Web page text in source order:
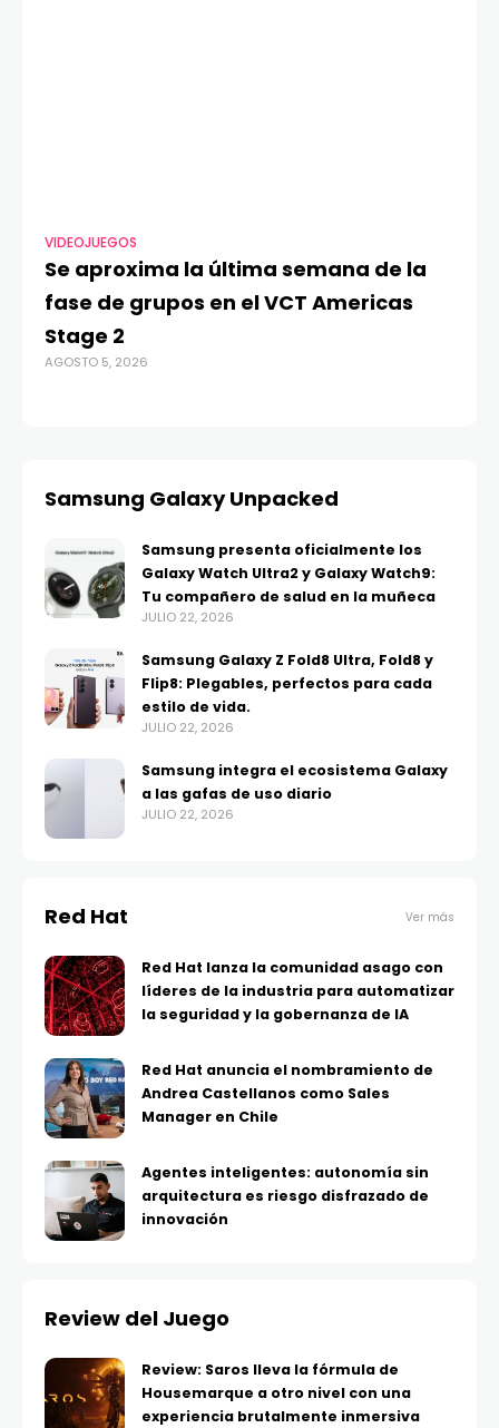
VIDEOJUEGOS
Se aproxima la última semana de la
fase de grupos en el VCT Americas
Stage 2
AGOSTO 5, 2026
Samsung Galaxy Unpacked
Samsung presenta oficialmente los
Galaxy Watch Ultra2 y Galaxy Watch9:
Tu compañero de salud en la muñeca
JULIO 22, 2026
Samsung Galaxy Z Fold8 Ultra, Fold8 y
Flip8: Plegables, perfectos para cada
estilo de vida.
JULIO 22, 2026
Samsung integra el ecosistema Galaxy
a las gafas de uso diario
JULIO 22, 2026
Red Hat Ver más
Red Hat lanza la comunidad asago con
líderes de la industria para automatizar
la seguridad y la gobernanza de IA
Red Hat anuncia el nombramiento de
Andrea Castellanos como Sales
Manager en Chile
Agentes inteligentes: autonomía sin
arquitectura es riesgo disfrazado de
innovación
Review del Juego
Review: Saros lleva la fórmula de
Housemarque a otro nivel con una
experiencia brutalmente inmersiva